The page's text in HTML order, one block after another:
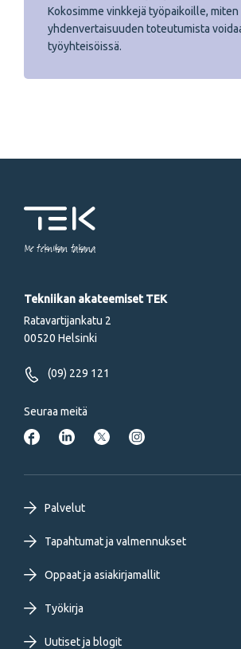
Kokosimme vinkkejä työpaikoille, miten
yhdenvertaisuuden toteutumista
työyhteisöissä.
Me tekniikan takana
Tekniikan akateemiset TEK
Ratavartijankatu 2
00520 Helsinki
(09) 229 121
Seuraa meitä
Footer
primary
menu
FI
Palvelut
Tapahtumat ja valmennukset
Oppaat ja asiakirjamallit
Työkirja
Uutiset ja blogit